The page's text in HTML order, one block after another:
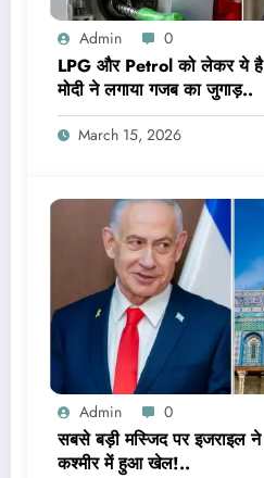
Admin 0
LPG और Petrol को लेकर ये है
मोदी ने लगाया गजब का जुगाड़..
March 15, 2026
Admin 0
सबसे बड़ी मस्जिद पर इजराइल ने
कश्मीर में हुआ खेल!..